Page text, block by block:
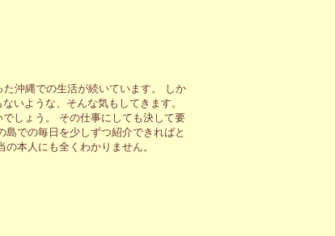
沖縄での生活が続いています。 しか
いような、そんな気もしてきます。
しょう。 その仕事にしても決して要
での毎日を少しずつ紹介できればと
本人にも全くわかりません。